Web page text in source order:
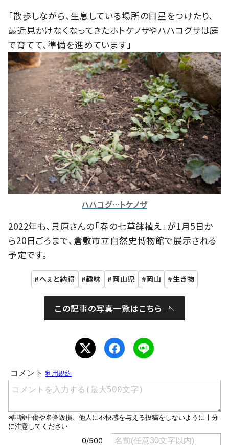
「散歩しながら、生息している場所の目星をつけたり、
最近見かけなくなってきたホトケノザやハハコグサは庭
で育てて、準備を進めています」
ハハコグ…トケノザ
2022年も、貝原さんの「春の七草鉢植え」が1月5日か
ら20日ごろまで、倉敷市立自然史博物館で展示される
予定です。
へぇと納得 趣味 岡山県 岡山 生き物
この記事の写真一覧はこちら